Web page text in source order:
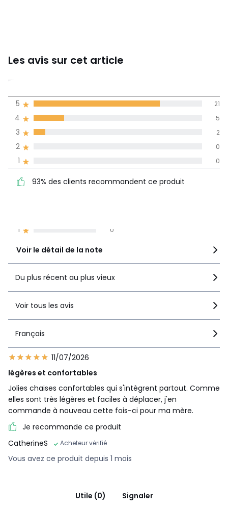
Les avis sur cet article
4,7
(28)
1 0
4 5
93% des clients
recommandent ce produit
Voir le détail de la note
1 0
2 0
3 2
4 5
5 21
93% des clients recommandent ce produit
Du plus récent au plus vieux
Voir tous les avis
Français
11/07/2026
légères et confortables
Jolies chaises confortables qui s'intègrent partout. Comme
elles sont très légères et faciles à déplacer, j'en
commande à nouveau cette fois-ci pour ma mère.
Je recommande ce produit
CatherineS
Acheteur vérifié
Vous avez ce produit depuis 1 mois
Utile (0) Signaler